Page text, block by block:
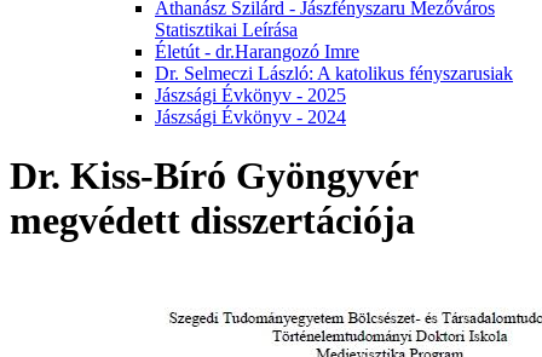
Athanász Szilárd - Jászfényszaru Mezőváros
Statisztikai Leírása
Életút - dr.Harangozó Imre
Dr. Selmeczi László: A katolikus fényszarusiak
Jászsági Évkönyv - 2025
Jászsági Évkönyv - 2024
Dr. Kiss-Bíró Gyöngyvér
megvédett disszertációja